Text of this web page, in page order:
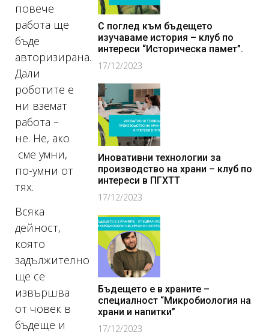
повече
работа ще
бъде
авторизирана.
Дали
роботите е
ни вземат
работа –
не. Не, ако
сме умни,
по-умни от
тях.
Всяка
дейност,
която
задължително
ще се
извършва
от човек в
бъдеще и
С поглед към бъдещето
изучаваме история – клуб по
интереси “Историческа памет”.
17/12/2023
Иновативни технологии за
производство на храни – клуб по
интереси в ПГХТТ
17/12/2023
Бъдещето е в храните –
специалност “Микробиология на
храни и напитки”
17/12/2023